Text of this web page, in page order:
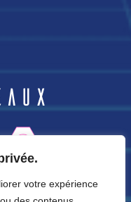
votre expérience